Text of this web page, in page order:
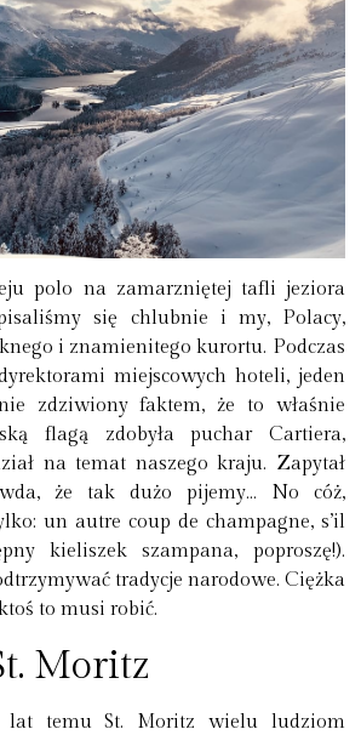
polo na zamarzniętej tafli jeziora
się chlubnie i my, Polacy,
i znamienitego kurortu. Podczas
miejscowych hoteli, jeden
zdziwiony faktem, że to właśnie
flagą zdobyła puchar Cartiera,
na temat naszego kraju. Zapytał
że tak dużo pijemy… No cóż,
un autre coup de champagne, s’il
kieliszek szampana, poproszę!).
tradycje narodowe. Ciężka
to musi robić.
Moritz
lat temu St. Moritz wielu ludziom